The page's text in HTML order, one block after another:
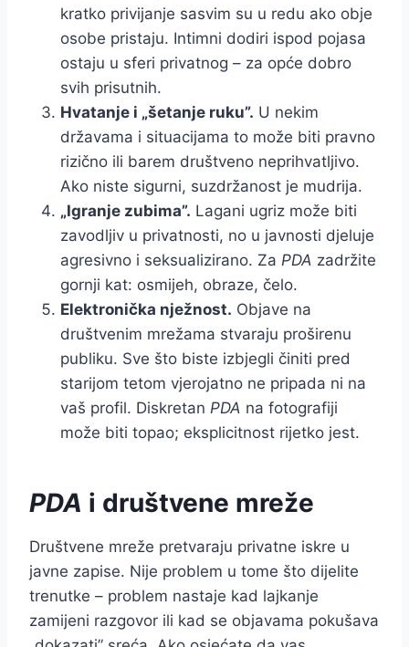
kratko privijanje sasvim su u redu ako obje
osobe pristaju. Intimni dodiri ispod pojasa
ostaju u sferi privatnog – za opće dobro
svih prisutnih.
Hvatanje i „šetanje ruku”. U nekim
državama i situacijama to može biti pravno
rizično ili barem društveno neprihvatljivo.
Ako niste sigurni, suzdržanost je mudrija.
„Igranje zubima”. Lagani ugriz može biti
zavodljiv u privatnosti, no u javnosti djeluje
agresivno i seksualizirano. Za PDA zadržite
gornji kat: osmijeh, obraze, čelo.
Elektronička nježnost. Objave na
društvenim mrežama stvaraju proširenu
publiku. Sve što biste izbjegli činiti pred
starijom tetom vjerojatno ne pripada ni na
vaš profil. Diskretan PDA na fotografiji
može biti topao; eksplicitnost rijetko jest.
PDA i društvene mreže
Društvene mreže pretvaraju privatne iskre u
javne zapise. Nije problem u tome što dijelite
trenutke – problem nastaje kad lajkanje
zamijeni razgovor ili kad se objavama pokušava